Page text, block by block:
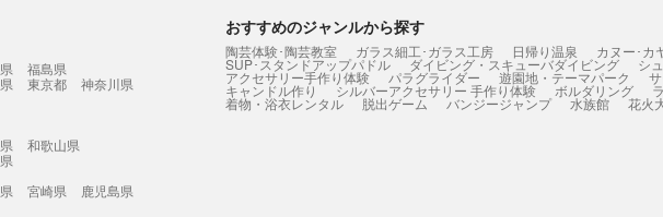
福島県
東京都
神奈川県
和歌山県
宮崎県
鹿児島県
おすすめのジャンルから探す
陶芸体験･陶芸教室 ガラス細工･ガラス工房 日帰り温泉 カヌー･カ
SUP･スタンドアップパドル ダイビング・スキューバダイビング シ
アクセサリー手作り体験 パラグライダー 遊園地・テーマパーク
キャンドル作り シルバーアクセサリー 手作り体験 ボルダリング
着物・浴衣レンタル 脱出ゲーム バンジージャンプ 水族館 花火